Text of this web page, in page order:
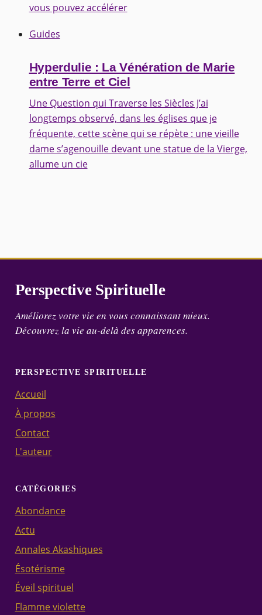
vous pouvez accélérer
Guides
Hyperdulie : La Vénération de Marie
entre Terre et Ciel
Une Question qui Traverse les Siècles J’ai
longtemps observé, dans les églises que je
fréquente, cette scène qui se répète : une vieille
dame s’agenouille devant une statue de la Vierge,
allume un cie
Perspective Spirituelle
Améliorez votre vie en vous connaissant mieux.
Découvrez la vie au-delà des apparences.
PERSPECTIVE SPIRITUELLE
Accueil
À propos
Contact
L'auteur
CATÉGORIES
Abondance
Actu
Annales Akashiques
Ésotérisme
Éveil spirituel
Flamme violette